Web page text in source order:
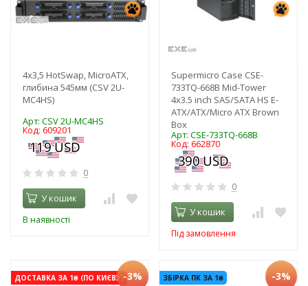
4x3,5 HotSwap, MicroATX,
глибина 545мм (CSV 2U-
MC4HS)
Арт: CSV 2U-MC4HS
Код: 609201
0
У кошик
В наявності
Supermicro Case CSE-
733TQ-668B Mid-Tower
4x3.5 inch SAS/SATA HS E-
ATX/ATX/Micro ATX Brown
Box
Арт: CSE-733TQ-668B
Код: 662870
0
У кошик
Під замовлення
ДОСТАВКА ЗА 1₴ (ПО КИЄВУ)-3% ЗБІРКА ПК ЗА 1₴ -3%